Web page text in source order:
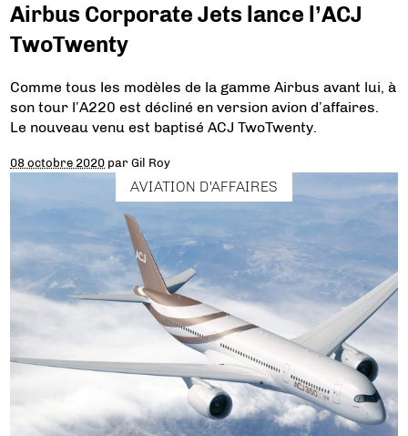
Airbus Corporate Jets lance l’ACJ
TwoTwenty
Comme tous les modèles de la gamme Airbus avant lui, à
son tour l’A220 est décliné en version avion d’affaires.
Le nouveau venu est baptisé ACJ TwoTwenty.
08 octobre 2020 parGil Roy
AVIATION D'AFFAIRES